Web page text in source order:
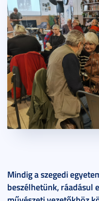
Mindig a szegedi
beszélhetünk, ráadásul